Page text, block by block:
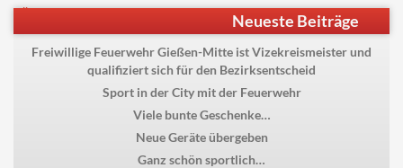
Beitragsnavigation
Previous
Übungen für die
Leistungsspange abgeschlossen
Neueste Beiträge
Freiwillige Feuerwehr Gießen-Mitte ist Vizekreismeister und
qualifiziert sich für den Bezirksentscheid
Sport in der City mit der Feuerwehr
Viele bunte Geschenke…
Neue Geräte übergeben
Ganz schön sportlich…